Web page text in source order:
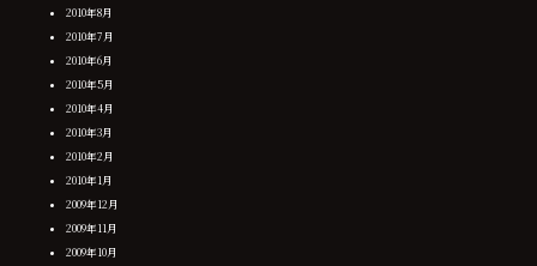
2010年8月
2010年7月
2010年6月
2010年5月
2010年4月
2010年3月
2010年2月
2010年1月
2009年12月
2009年11月
2009年10月